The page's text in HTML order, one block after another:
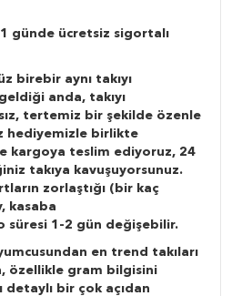
günde ücretsiz sigortalı
birebir aynı takıyı
anda, takıyı
tertemiz bir şekilde özenle
hediyemizle birlikte
kargoya teslim ediyoruz, 24
takıya kavuşuyorsunuz.
zorlaştığı (bir kaç
kasaba
süresi 1-2 gün değişebilir.
en trend takıları
özellikle gram bilgisini
bir çok açıdan